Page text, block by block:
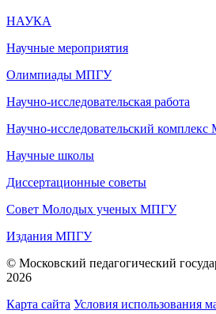
НАУКА
Научные мероприятия
Олимпиады МПГУ
Научно-исследовательская работа
Научно-исследовательский
Научные школы
Диссертационные советы
Совет Молодых ученых МПГУ
Издания МПГУ
© Московский педагогический
2026
Карта сайта Условия использования